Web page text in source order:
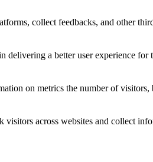
collect feedbacks, and other
delivering a better user experience for
on metrics the number of visitors,
across websites and collect